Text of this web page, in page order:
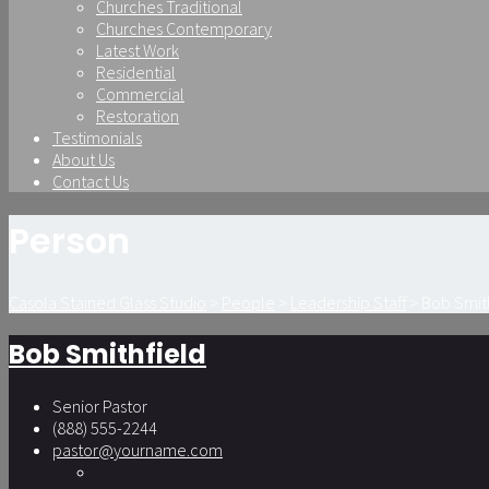
Churches Traditional
Churches Contemporary
Latest Work
Residential
Commercial
Restoration
Testimonials
About Us
Contact Us
Bob Smithfield
Senior Pastor
(888) 555-2244
pastor@yourname.com